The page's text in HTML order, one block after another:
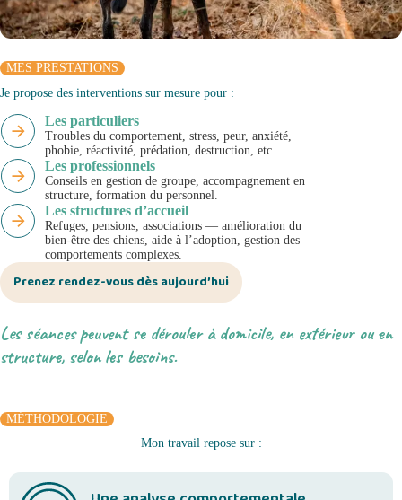
MES PRESTATIONS
Je propose des interventions sur mesure pour :
Les particuliers
Troubles du comportement, stress, peur, anxiété,
phobie, réactivité, prédation, destruction, etc.
Les professionnels
Conseils en gestion de groupe, accompagnement en
structure, formation du personnel.
Les structures d’accueil
Refuges, pensions, associations — amélioration du
bien-être des chiens, aide à l’adoption, gestion des
comportements complexes.
Prenez rendez-vous dès aujourd’hui
Les séances peuvent se dérouler à domicile, en extérieur ou en
structure, selon les besoins.
MÉTHODOLOGIE
Mon travail repose sur :